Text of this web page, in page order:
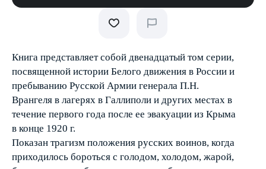
Книга представляет собой двенадцатый том серии,
посвященной истории Белого движения в России и
пребыванию Русской Армии генерала П.Н.
Врангеля в лагерях в Галлиполи и других местах в
течение первого года после ее эвакуации из Крыма
в конце 1920 г.
Показан трагизм положения русских воинов, когда
приходилось бороться с голодом, холодом, жарой,